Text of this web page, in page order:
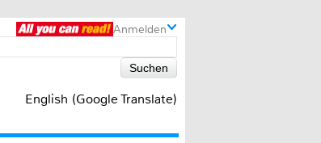
Anmelden
English (Google Translate)